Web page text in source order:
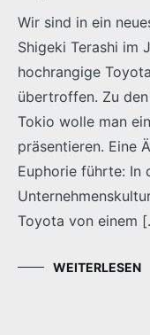
Wir sind in ein
Shigeki Terashi im
hochrangige
übertroffen. Zu
Tokio wolle man
präsentieren. Eine
Euphorie führte: In
Toyota von einem
WEITERLESEN